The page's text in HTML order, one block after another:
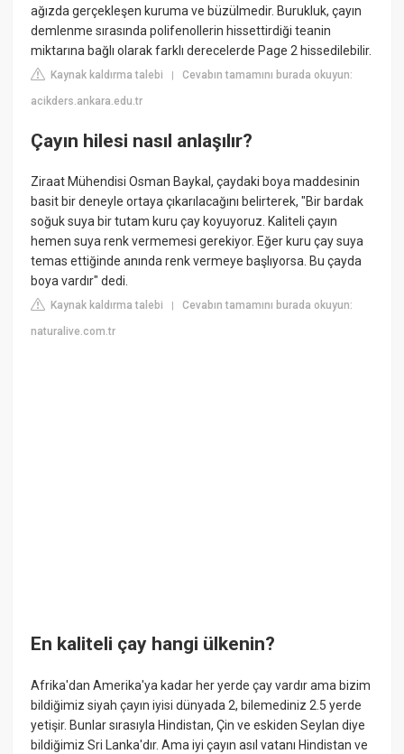
ağızda gerçekleşen kuruma ve büzülmedir. Burukluk, çayın
demlenme sırasında polifenollerin hissettirdiği teanin
miktarına bağlı olarak farklı derecelerde Page 2 hissedilebilir.
Kaynak kaldırma talebi |Cevabın tamamını burada okuyun:
acikders.ankara.edu.tr
Çayın hilesi nasıl anlaşılır?
Ziraat Mühendisi Osman Baykal, çaydaki boya maddesinin
basit bir deneyle ortaya çıkarılacağını belirterek, "Bir bardak
soğuk suya bir tutam kuru çay koyuyoruz. Kaliteli çayın
hemen suya renk vermemesi gerekiyor. Eğer kuru çay suya
temas ettiğinde anında renk vermeye başlıyorsa. Bu çayda
boya vardır" dedi.
Kaynak kaldırma talebi |Cevabın tamamını burada okuyun:
naturalive.com.tr
En kaliteli çay hangi ülkenin?
Afrika'dan Amerika'ya kadar her yerde çay vardır ama bizim
bildiğimiz siyah çayın iyisi dünyada 2, bilemediniz 2.5 yerde
yetişir. Bunlar sırasıyla Hindistan, Çin ve eskiden Seylan diye
bildiğimiz Sri Lanka'dır. Ama iyi çayın asıl vatanı Hindistan ve